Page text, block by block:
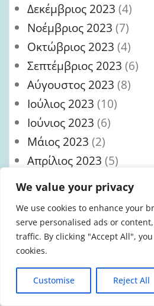
We value your privacy
We use cookies to enhance your
serve personalised ads or
traffic. By clicking "Accept All",
cookies.
Customise Reject All
Δεκέμβριος 2023 (4)
Νοέμβριος 2023 (7)
Οκτώβριος 2023 (4)
Σεπτέμβριος 2023 (6)
Αύγουστος 2023 (8)
Ιούλιος 2023 (10)
Ιούνιος 2023 (6)
Μάιος 2023 (2)
Απρίλιος 2023 (5)
Μάρτιος 2023
(10)
Φεβρουάριος 2023 (9)
Ιανουάριος 2023(1)
Δεκέμβριος 2022(9)
Νοέμβριος 2022
Οκτώβριος 2022(4)
Σεπτέμβριος 2022(5)